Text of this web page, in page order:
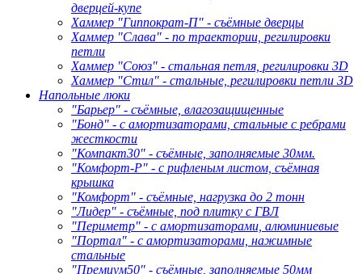
дверцей-купе
Хаммер "Гиппократ-П" - съёмные дверцы
Хаммер "Слава" - по траектории, регилировки
петли
Хаммер "Союз" - стальная петля, регилировки 3D
Хаммер "Стил" - стальные, регилировки петли 3D
Напольные люки
"Барьер" - съёмные, влагозащищенные
"Бонд" - с амортизаторами, стальные с ребрами
жесткости
"Компакт30" - съёмные, заполняемые 30мм.
"Комфорт-Р" - с рифленым листом, съёмная
крышка
"Комфорт" - съёмные, нагрузка до 2 тонн
"Лидер" - съёмные, под плитку с ГВЛ
"Периметр" - с амортизаторами, алюминиевые
"Портал" - с амортизаторами, нажимные
стальные
"Премиум50" - съёмные, заполняемые 50мм